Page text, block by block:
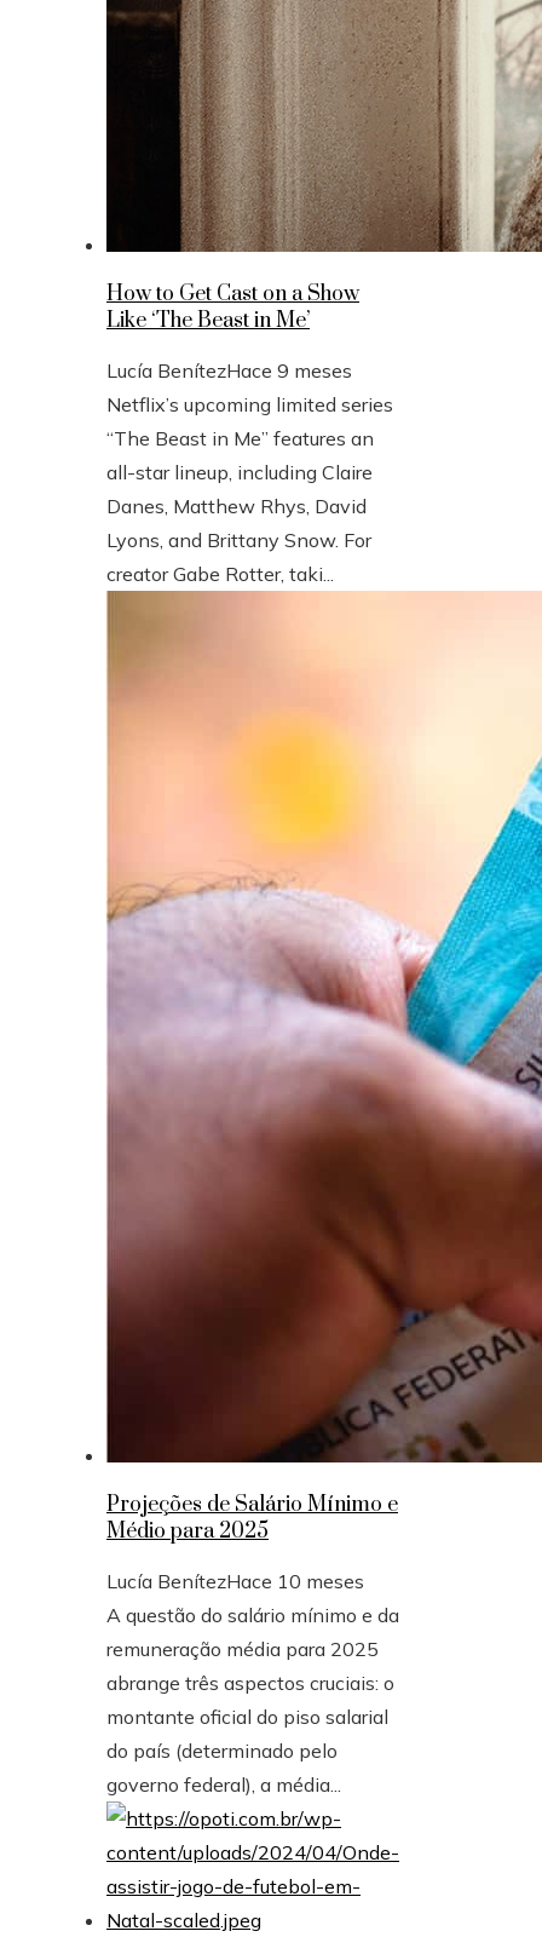
How to Get Cast on a Show
Like ‘The Beast in Me’
Lucía BenítezHace 9 meses
Netflix’s upcoming limited series
“The Beast in Me” features an
all-star lineup, including Claire
Danes, Matthew Rhys, David
Lyons, and Brittany Snow. For
creator Gabe Rotter, taki...
Projeções de Salário Mínimo e
Médio para 2025
Lucía BenítezHace 10 meses
A questão do salário mínimo e da
remuneração média para 2025
abrange três aspectos cruciais: o
montante oficial do piso salarial
do país (determinado pelo
governo federal), a média...